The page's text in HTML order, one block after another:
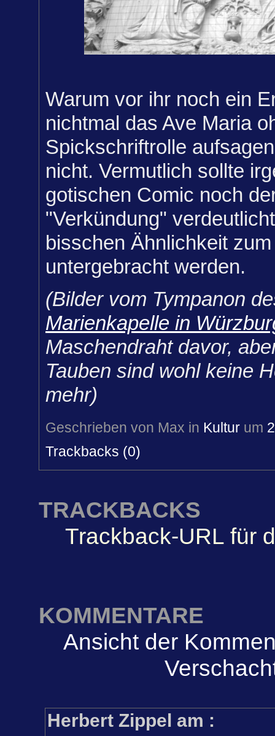
Warum vor ihr noch ein
nichtmal das Ave Maria
Spickschriftrolle
nicht. Vermutlich sollte
gotischen Comic noch
"Verkündung"
bisschen Ähnlichkeit
untergebracht werden.
(Bilder vom Tympanon
Marienkapelle in
Maschendraht davor,
Tauben sind wohl keine
mehr)
Geschrieben von Max in Kultur um
Trackbacks (0)
TRACKBACKS
Trackback-URL für
KOMMENTARE
Ansicht der
Herbert Zippel am :